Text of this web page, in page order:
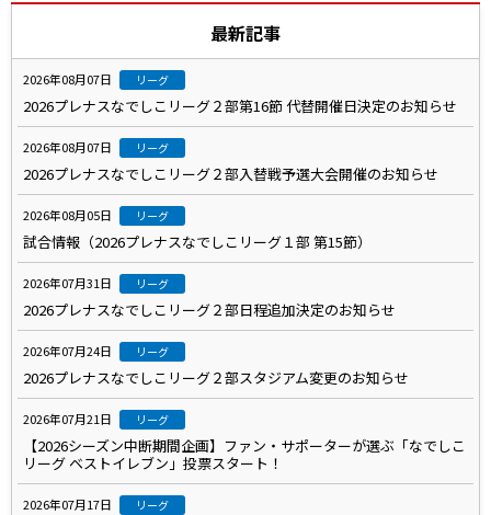
最新記事
2026年08月07日 リーグ
2026プレナスなでしこリーグ２部第16節 代替開催日決定のお知らせ
2026年08月07日 リーグ
2026プレナスなでしこリーグ２部入替戦予選大会開催のお知らせ
2026年08月05日 リーグ
試合情報（2026プレナスなでしこリーグ１部 第15節）
2026年07月31日 リーグ
2026プレナスなでしこリーグ２部日程追加決定のお知らせ
2026年07月24日 リーグ
2026プレナスなでしこリーグ２部スタジアム変更のお知らせ
2026年07月21日 リーグ
【2026シーズン中断期間企画】ファン・サポーターが選ぶ「なでしこ
リーグ ベストイレブン」投票スタート！
2026年07月17日 リーグ